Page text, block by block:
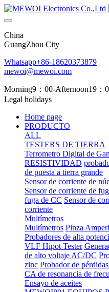
China
GuangZhou City
Whatsapp+86-18620373879
mewoi@mewoi.com
Morning9：00-Afternoon19：
Legal holidays
Home page
PRODUCTO
ALL
TESTERS DE TIERRA
Terrometro Digital de
RESISTIVIDAD
de puesta a tierra grande
Sensor de corriente de
Sensor de corriente de
fuga de CC Sensor de
corriente
Multímetros
Multímetros Pinza
Probadores de alta
VLF Hipot Tester
de alto voltaje AC/DC
zinc Probador de
CA de resonancia de
Ensayo de aceites